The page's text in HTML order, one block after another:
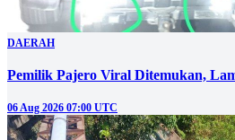
DAERAH
Pemilik Pajero Viral Ditemukan,
06 Aug 2026 07:00 UTC